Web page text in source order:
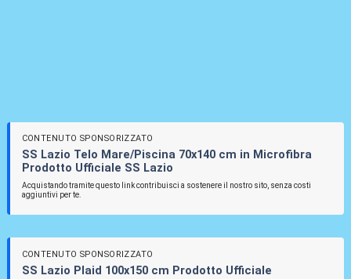
CONTENUTO SPONSORIZZATO
SS Lazio Telo Mare/Piscina 70x140 cm in Microfibra
Prodotto Ufficiale SS Lazio
Acquistando tramite questo link contribuisci a sostenere il nostro sito, senza costi
aggiuntivi per te.
CONTENUTO SPONSORIZZATO
SS Lazio Plaid 100x150 cm Prodotto Ufficiale